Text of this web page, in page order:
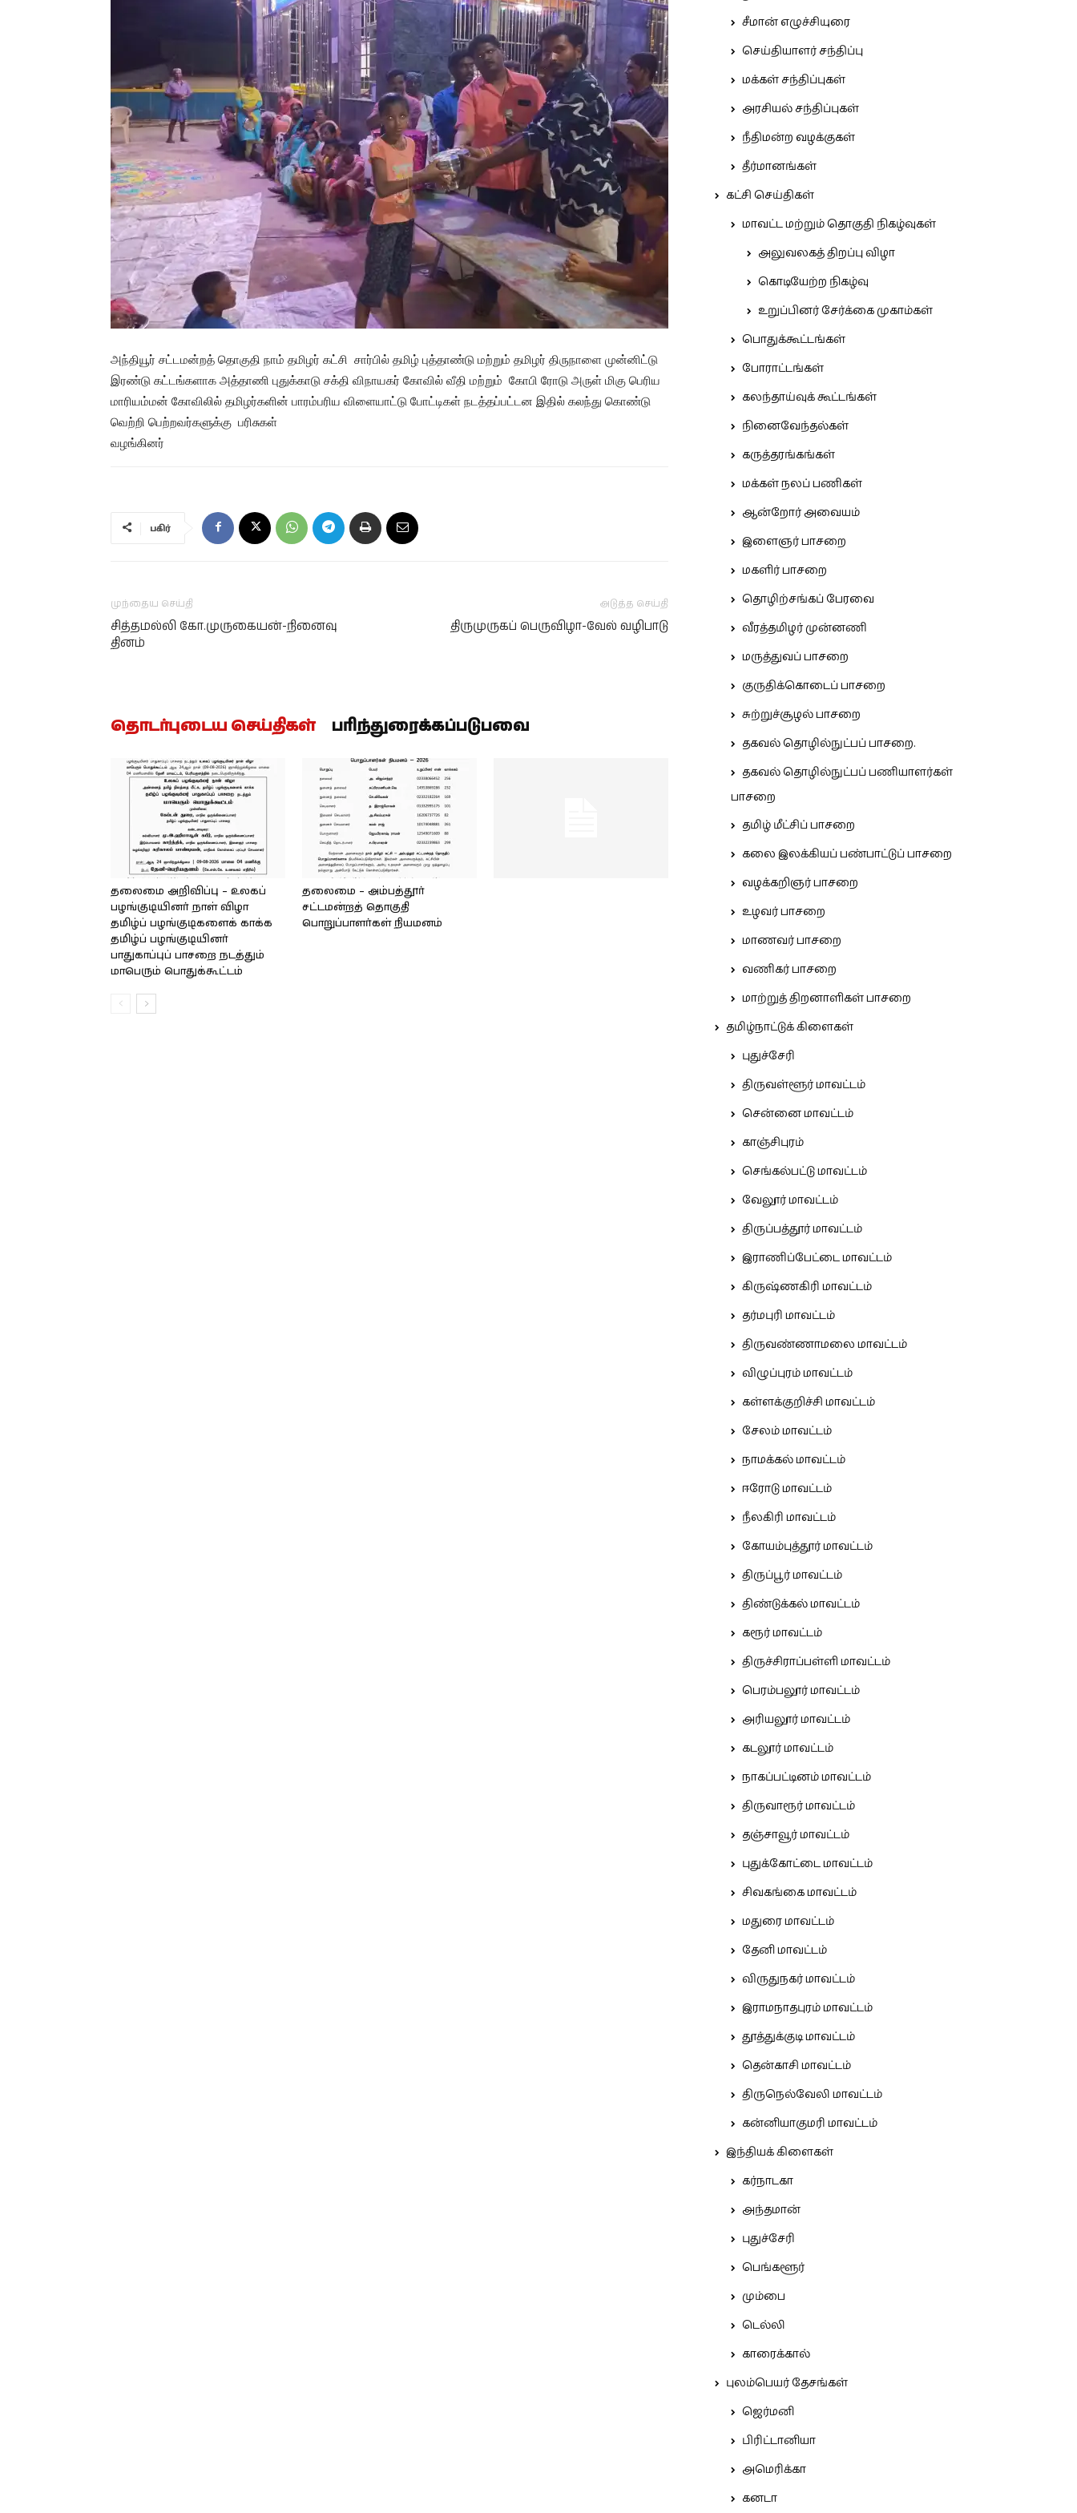
அந்தியூர் சட்டமன்றத் தொகுதி நாம் தமிழர் கட்சி சார்பில் தமிழ் புத்தாண்டு மற்றும் தமிழர் திருநாளை முன்னிட்டு
இரண்டு கட்டங்களாக அத்தாணி புதுக்காடு சக்தி விநாயகர் கோவில் வீதி மற்றும் கோபி ரோடு அருள் மிகு பெரிய
மாரியம்மன் கோவிலில் தமிழர்களின் பாரம்பரிய விளையாட்டு போட்டிகள் நடத்தப்பட்டன இதில் கலந்து கொண்டு
வெற்றி பெற்றவர்களுக்கு பரிசுகள்
வழங்கினர்
பகிர்
முந்தைய செய்தி
சித்தமல்லி கோ.முருகையன்-நினைவு
தினம்
அடுத்த செய்தி
திருமுருகப் பெருவிழா-வேல் வழிபாடு
தொடர்புடைய செய்திகள் பரிந்துரைக்கப்படுபவை
தலைமை அறிவிப்பு – உலகப்
பழங்குடியினர் நாள் விழா
தமிழ்ப் பழங்குடிகளைக் காக்க
தமிழ்ப் பழங்குடியினர்
பாதுகாப்புப் பாசறை நடத்தும்
மாபெரும் பொதுக்கூட்டம்
தலைமை – அம்பத்தூர்
சட்டமன்றத் தொகுதி
பொறுப்பாளர்கள் நியமனம்
சீமான் எழுச்சியுரை
செய்தியாளர் சந்திப்பு
மக்கள் சந்திப்புகள்
அரசியல் சந்திப்புகள்
நீதிமன்ற வழக்குகள்
தீர்மானங்கள்
கட்சி செய்திகள்
மாவட்ட மற்றும் தொகுதி நிகழ்வுகள்
அலுவலகத் திறப்பு விழா
கொடியேற்ற நிகழ்வு
உறுப்பினர் சேர்க்கை முகாம்கள்
பொதுக்கூட்டங்கள்
போராட்டங்கள்
கலந்தாய்வுக் கூட்டங்கள்
நினைவேந்தல்கள்
கருத்தரங்கங்கள்
மக்கள் நலப் பணிகள்
ஆன்றோர் அவையம்
இளைஞர் பாசறை
மகளிர் பாசறை
தொழிற்சங்கப் பேரவை
வீரத்தமிழர் முன்னணி
மருத்துவப் பாசறை
குருதிக்கொடைப் பாசறை
சுற்றுச்சூழல் பாசறை
தகவல் தொழில்நுட்பப் பாசறை.
தகவல் தொழில்நுட்பப் பணியாளர்கள்
பாசறை
தமிழ் மீட்சிப் பாசறை
கலை இலக்கியப் பண்பாட்டுப் பாசறை
வழக்கறிஞர் பாசறை
உழவர் பாசறை
மாணவர் பாசறை
வணிகர் பாசறை
மாற்றுத் திறனாளிகள் பாசறை
தமிழ்நாட்டுக் கிளைகள்
புதுச்சேரி
திருவள்ளூர் மாவட்டம்
சென்னை மாவட்டம்
காஞ்சிபுரம்
செங்கல்பட்டு மாவட்டம்
வேலூர் மாவட்டம்
திருப்பத்தூர் மாவட்டம்
இராணிப்பேட்டை மாவட்டம்
கிருஷ்ணகிரி மாவட்டம்
தர்மபுரி மாவட்டம்
திருவண்ணாமலை மாவட்டம்
விழுப்புரம் மாவட்டம்
கள்ளக்குறிச்சி மாவட்டம்
சேலம் மாவட்டம்
நாமக்கல் மாவட்டம்
ஈரோடு மாவட்டம்
நீலகிரி மாவட்டம்
கோயம்புத்தூர் மாவட்டம்
திருப்பூர் மாவட்டம்
திண்டுக்கல் மாவட்டம்
கரூர் மாவட்டம்
திருச்சிராப்பள்ளி மாவட்டம்
பெரம்பலூர் மாவட்டம்
அரியலூர் மாவட்டம்
கடலூர் மாவட்டம்
நாகப்பட்டினம் மாவட்டம்
திருவாரூர் மாவட்டம்
தஞ்சாவூர் மாவட்டம்
புதுக்கோட்டை மாவட்டம்
சிவகங்கை மாவட்டம்
மதுரை மாவட்டம்
தேனி மாவட்டம்
விருதுநகர் மாவட்டம்
இராமநாதபுரம் மாவட்டம்
தூத்துக்குடி மாவட்டம்
தென்காசி மாவட்டம்
திருநெல்வேலி மாவட்டம்
கன்னியாகுமரி மாவட்டம்
இந்தியக் கிளைகள்
கர்நாடகா
அந்தமான்
புதுச்சேரி
பெங்களூர்
மும்பை
டெல்லி
காரைக்கால்
புலம்பெயர் தேசங்கள்
ஜெர்மனி
பிரிட்டானியா
அமெரிக்கா
கனடா